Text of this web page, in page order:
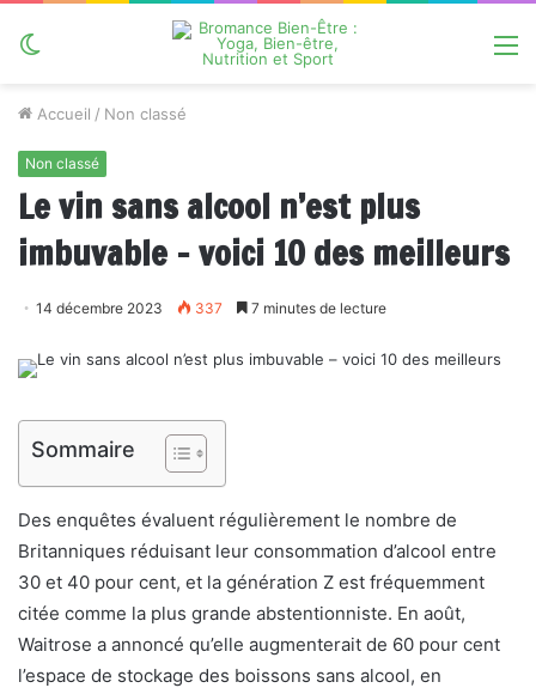
Accueil / Non classé
Non classé
Le vin sans alcool n’est plus
imbuvable – voici 10 des meilleurs
14 décembre 2023 337 7 minutes de lecture
Sommaire
Des enquêtes évaluent régulièrement le nombre de
Britanniques réduisant leur consommation d’alcool entre
30 et 40 pour cent, et la génération Z est fréquemment
citée comme la plus grande abstentionniste. En août,
Waitrose a annoncé qu’elle augmenterait de 60 pour cent
l’espace de stockage des boissons sans alcool, en